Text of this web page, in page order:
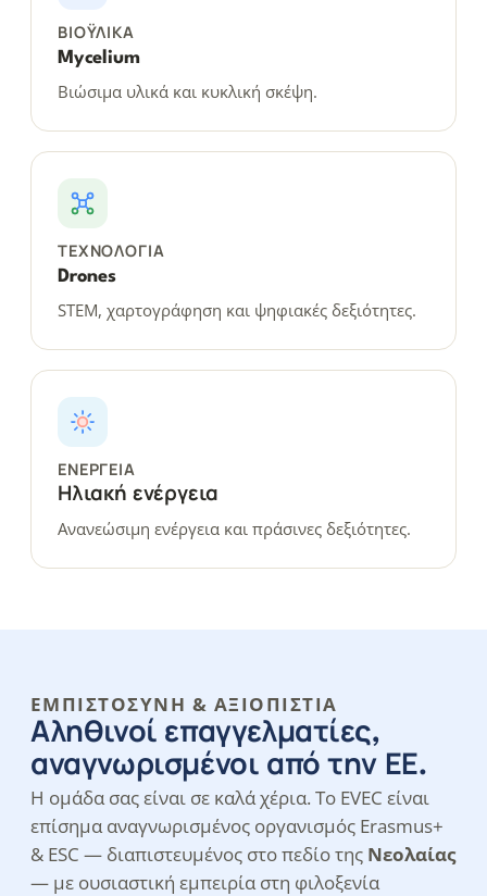
ΒΙΟΫΛΙΚΆ
Mycelium
Βιώσιμα υλικά και κυκλική σκέψη.
ΤΕΧΝΟΛΟΓΊΑ
Drones
STEM, χαρτογράφηση και ψηφιακές δεξιότητες.
ΕΝΈΡΓΕΙΑ
Ηλιακή ενέργεια
Ανανεώσιμη ενέργεια και πράσινες δεξιότητες.
ΕΜΠΙΣΤΟΣΎΝΗ & ΑΞΙΟΠΙΣΤΊΑ
Αληθινοί επαγγελματίες,
αναγνωρισμένοι από την ΕΕ.
Η ομάδα σας είναι σε καλά χέρια. Το EVEC είναι
επίσημα αναγνωρισμένος οργανισμός Erasmus+
& ESC — διαπιστευμένος στο πεδίο της Νεολαίας
— με ουσιαστική εμπειρία στη φιλοξενία